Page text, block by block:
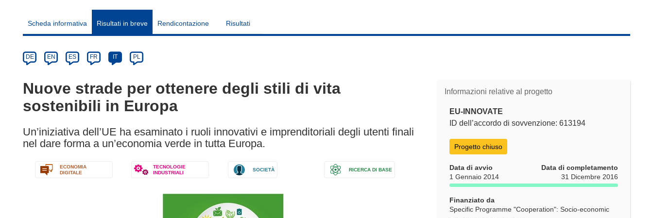
Scheda informativa Risultati in breve Rendicontazione Risultati
Category
Article
available
the
following
languages:
DE EN ES FR IT PL
Nuove strade per ottenere degli stili di vita
sostenibili in Europa
Un’iniziativa dell’UE ha esaminato i ruoli innovativi e imprenditoriali degli utenti finali
nel dare forma a un’economia verde in tutta Europa.
ECONOMIA
DIGITALE
TECNOLOGIE
INDUSTRIALI
SOCIETÀ RICERCA DI BASE
Informazioni relative al progetto
EU-INNOVATE
ID dell’accordo di sovvenzione: 613194
Progetto chiuso
Data di avvio
1 Gennaio 2014
Data di completamento
31 Dicembre 2016
Finanziato da
Specific Programme "Cooperation": Socio-economic